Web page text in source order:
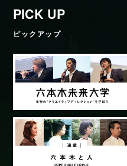
PICK UP
ピックアップ